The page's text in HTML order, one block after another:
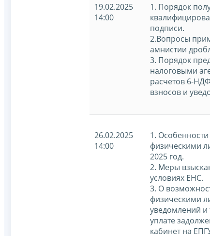
19.02.2025
14:00
1. Порядок
подписи.
2.Вопросы
амнистии
3. Порядок
налоговыми
расчетов 6-
взносов и
26.02.2025
14:00
1.
физическими
2025 год.
2. Меры
условиях ЕНС.
3. О
физическими
уведомлений и
уплате
кабинет на